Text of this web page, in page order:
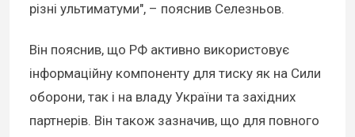
різні ультиматуми", – пояснив Селезньов.
Він пояснив, що РФ активно використовує
інформаційну компоненту для тиску як на Сили
оборони, так і на владу України та західних
партнерів. Він також зазначив, що для повного